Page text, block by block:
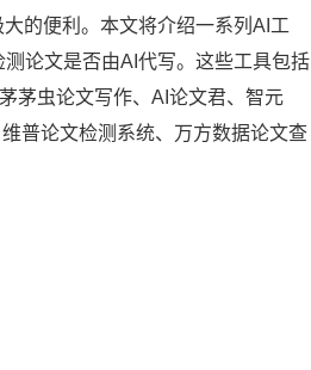
的便利。本文将介绍一系列AI工
论文是否由AI代写。这些工具包括
茅虫论文写作、AI论文君、智元
普论文检测系统、万方数据论文查